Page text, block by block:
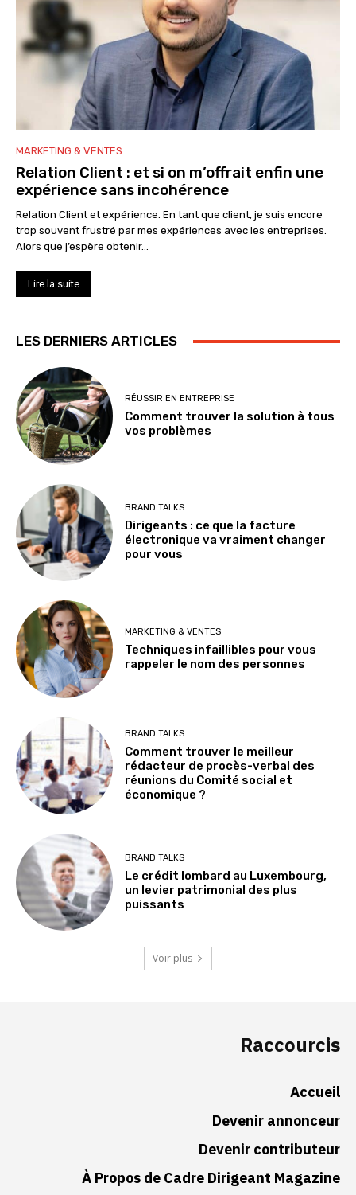
MARKETING & VENTES
Relation Client : et si on m’offrait enfin une
expérience sans incohérence
Relation Client et expérience. En tant que client, je suis encore
trop souvent frustré par mes expériences avec les entreprises.
Alors que j’espère obtenir...
Lire la suite
LES DERNIERS ARTICLES
RÉUSSIR EN ENTREPRISE
Comment trouver la solution à tous
vos problèmes
BRAND TALKS
Dirigeants : ce que la facture
électronique va vraiment changer
pour vous
MARKETING & VENTES
Techniques infaillibles pour vous
rappeler le nom des personnes
BRAND TALKS
Comment trouver le meilleur
rédacteur de procès-verbal des
réunions du Comité social et
économique ?
BRAND TALKS
Le crédit lombard au Luxembourg,
un levier patrimonial des plus
puissants
Voir plus
Raccourcis
Accueil
Devenir annonceur
Devenir contributeur
À Propos de Cadre Dirigeant Magazine